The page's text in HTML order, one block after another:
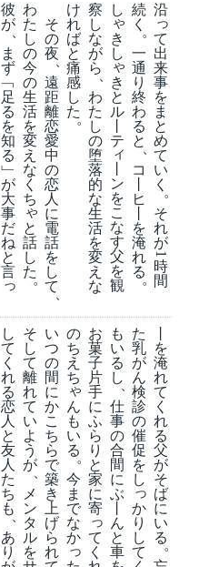
沿
っ
て
出
来
事
を
ま
と
め
て
い
く。
そ
れ
が
1
時
間
続
く。
一
通
り
終
わ
る
と、
コ
ヒ
を
淹
れ
る。
し
ゃ
き
し
ゃ
き
と
ル
テ
ィ
ン
を
こ
な
す
父
を
観
察
し
な
が
ら、
わ
た
し
の
堕
落
的
な
生
活
を
変
え
な
け
れ
ば
と
痛
感
し
た。
そ
の
夜、
遠
距
離
恋
愛
中
の
恋
人
に
電
話
を
し
て、
わ
た
し
の
今
の
生
活
を
変
え
な
く
ち
ゃ
と
話
し
た。
彼
が、
ま
ず
﹁
足
る
を
知
る
﹂
が
大
事
だ
ね
と
言
っ
を
淹
れ
て
く
れ
る
父
が
そ
ば
に
い
る。
た
乳
が
ん
検
診
の
催
促
を
し
っ
か
り
し
て
も
い
る
し、
仕
事
の
合
間
に
ぶ
ん
と
車
お
菓
子
片
手
に
ふ
ら
り
と
家
に
寄
っ
て
く
の
ち
え
ち
ゃ
ん
も
い
る。
今
ま
で
な
か
っ
い
つ
の
間
に
か
こ
ち
ら
で
築
き
上
げ
ら
れ
そ
し
て
離
れ
て
い
よ
う
が、
メ
ン
タ
ル
を
し
て
く
れ
る
恋
人
と
友
人
た
ち
も、
あ
り